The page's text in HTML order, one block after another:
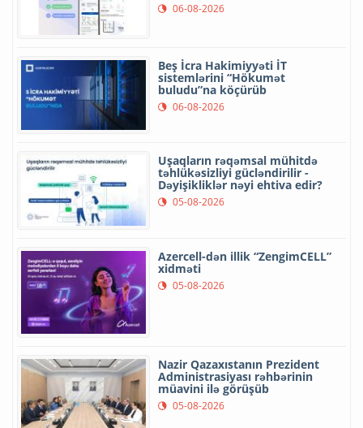
06-08-2026
Beş İcra Hakimiyyəti İT
sistemlərini “Hökumət
buludu”na köçürüb
06-08-2026
Uşaqların rəqəmsal mühitdə
təhlükəsizliyi gücləndirilir -
Dəyişikliklər nəyi ehtiva edir?
05-08-2026
Azercell-dən illik “ZengimCELL”
xidməti
05-08-2026
Nazir Qazaxıstanın Prezident
Administrasiyası rəhbərinin
müavini ilə görüşüb
05-08-2026